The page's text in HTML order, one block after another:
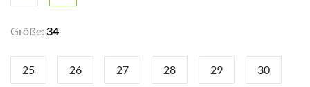
Größe: 34
25 26 27 28 29 30